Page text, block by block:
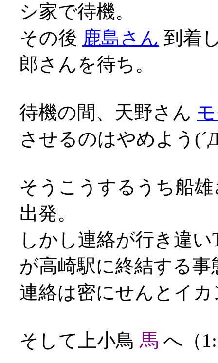
シ家で待機。
その後 鹿島さん 到着
郎さんを待ち。
待機の間、天野さん
させるのはやめよう
そうこうするうち船
出発。
しかし連絡が行き違
が高崎駅に終結する事
連絡は密にせんとイ
そして上小鳥 馬 へ（